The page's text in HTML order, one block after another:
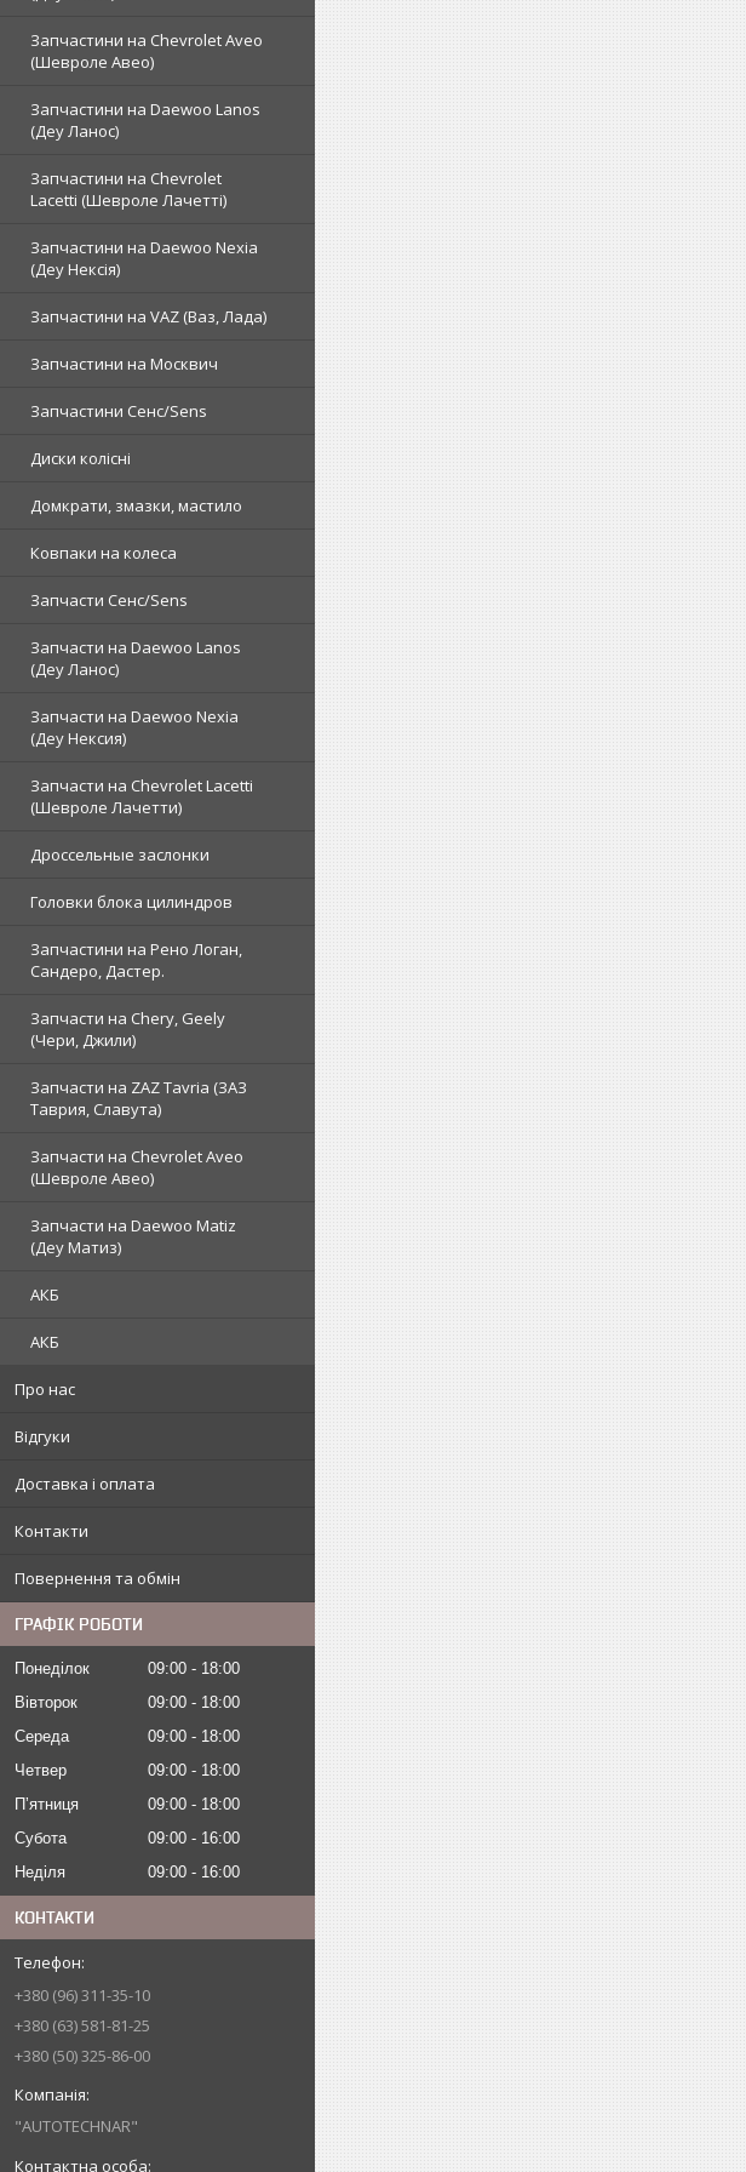
Запчастини на Chevrolet Aveo
(Шевроле Авео)
Запчастини на Daewoo Lanos
(Деу Ланос)
Запчастини на Chevrolet
Lacetti (Шевроле Лачетті)
Запчастини на Daewoo Nexia
(Деу Нексія)
Запчастини на VAZ (Ваз, Лада)
Запчастини на Москвич
Запчастини Сенс/Sens
Диски колісні
Домкрати, змазки, мастило
Ковпаки на колеса
Запчасти Сенс/Sens
Запчасти на Daewoo Lanos
(Деу Ланос)
Запчасти на Daewoo Nexia
(Деу Нексия)
Запчасти на Chevrolet Lacetti
(Шевроле Лачетти)
Дроссельные заслонки
Головки блока цилиндров
Запчастини на Рено Логан,
Сандеро, Дастер.
Запчасти на Chery, Geely
(Чери, Джили)
Запчасти на ZAZ Tavria (ЗАЗ
Таврия, Славута)
Запчасти на Chevrolet Aveo
(Шевроле Авео)
Запчасти на Daewoo Matiz
(Деу Матиз)
АКБ
АКБ
Про нас
Відгуки
Доставка і оплата
Контакти
Повернення та обмін
ГРАФІК РОБОТИ
Понеділок 09:00
18:00
Вівторок
09:00
18:00
Середа
09:00
18:00
Четвер
09:00
18:00
Пʼятниця
09:00
18:00
Субота
09:00
16:00
Неділя
09:00 16:00
КОНТАКТИ
+380 (96) 311-35-10
+380 (63) 581-81-25
+380 (50) 325-86-00
"AUTOTECHNAR"